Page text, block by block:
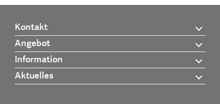
Kontakt
Angebot
Information
Aktuelles